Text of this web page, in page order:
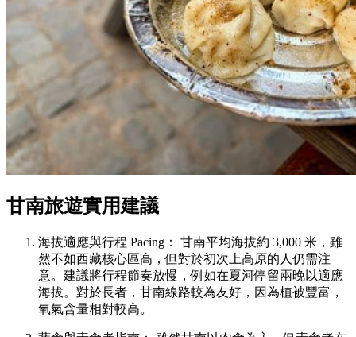
甘南旅遊實用建議
海拔適應與行程 Pacing： 甘南平均海拔約 3,000 米，雖
然不如西藏核心區高，但對於初次上高原的人仍需注
意。建議將行程節奏放慢，例如在夏河停留兩晚以適應
海拔。對於長者，甘南線路較為友好，因為植被豐富，
氧氣含量相對較高。